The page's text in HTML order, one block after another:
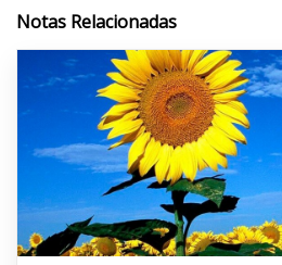
Notas Relacionadas